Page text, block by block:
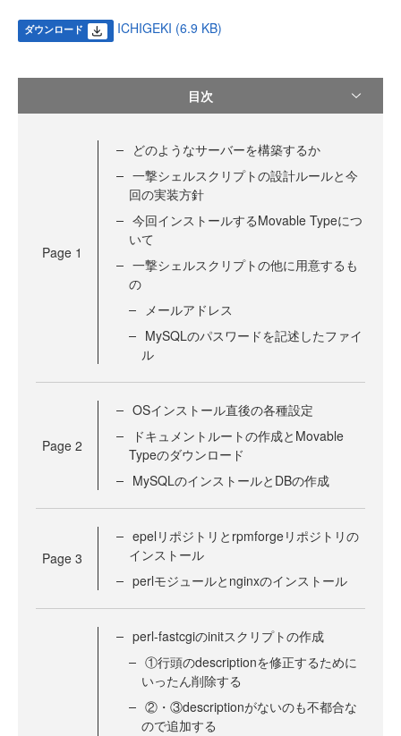
ダウンロード ICHIGEKI (6.9 KB)
目次
Page 1
どのようなサーバーを構築するか
一撃シェルスクリプトの設計ルールと今
回の実装方針
今回インストールするMovable Typeにつ
いて
一撃シェルスクリプトの他に用意するも
の
メールアドレス
MySQLのパスワードを記述したファイ
ル
Page 2
OSインストール直後の各種設定
ドキュメントルートの作成とMovable
Typeのダウンロード
MySQLのインストールとDBの作成
Page 3
epelリポジトリとrpmforgeリポジトリの
インストール
perlモジュールとnginxのインストール
perl-fastcgiのinitスクリプトの作成
①行頭のdescriptionを修正するために
いったん削除する
②・③descriptionがないのも不都合な
ので追加する